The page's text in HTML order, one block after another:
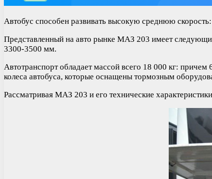
Автобус способен развивать высокую среднюю
Представленный на авто рынке МАЗ 203 имеет
3300-3500 мм.
Автотранспорт обладает массой всего 18 000 кг:
колеса автобуса, которые оснащены тормозным
Рассматривая МАЗ 203 и его технические